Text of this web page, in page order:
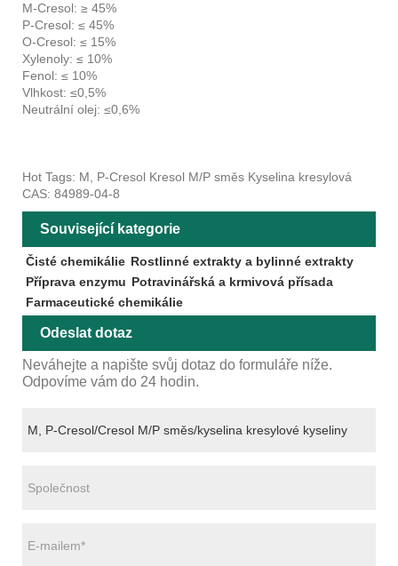
M-Cresol: ≥ 45%
P-Cresol: ≤ 45%
O-Cresol: ≤ 15%
Xylenoly: ≤ 10%
Fenol: ≤ 10%
Vlhkost: ≤0,5%
Neutrální olej: ≤0,6%
Hot Tags: M, P-Cresol Kresol M/P směs Kyselina kresylová
CAS: 84989-04-8
Související kategorie
Čisté chemikálie Rostlinné extrakty a bylinné extrakty
Příprava enzymu Potravinářská a krmivová přísada
Farmaceutické chemikálie
Odeslat dotaz
Neváhejte a napište svůj dotaz do formuláře níže.
Odpovíme vám do 24 hodin.